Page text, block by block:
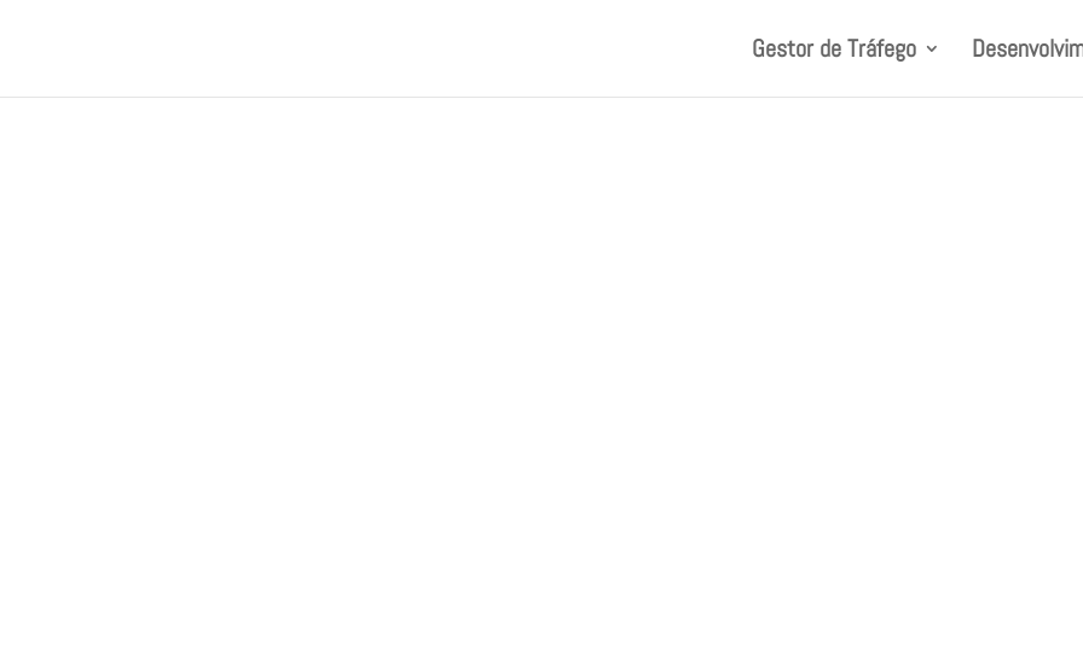
Gestor de Tráfego